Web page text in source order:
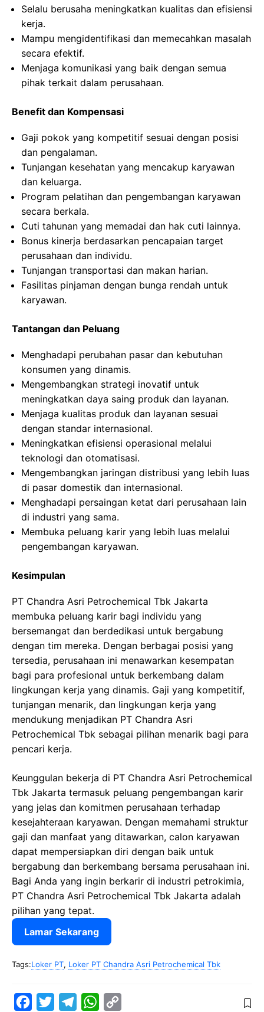
Selalu berusaha meningkatkan kualitas dan efisiensi
kerja.
Mampu mengidentifikasi dan memecahkan masalah
secara efektif.
Menjaga komunikasi yang baik dengan semua
pihak terkait dalam perusahaan.
Benefit dan Kompensasi
Gaji pokok yang kompetitif sesuai dengan posisi
dan pengalaman.
Tunjangan kesehatan yang mencakup karyawan
dan keluarga.
Program pelatihan dan pengembangan karyawan
secara berkala.
Cuti tahunan yang memadai dan hak cuti lainnya.
Bonus kinerja berdasarkan pencapaian target
perusahaan dan individu.
Tunjangan transportasi dan makan harian.
Fasilitas pinjaman dengan bunga rendah untuk
karyawan.
Tantangan dan Peluang
Menghadapi perubahan pasar dan kebutuhan
konsumen yang dinamis.
Mengembangkan strategi inovatif untuk
meningkatkan daya saing produk dan layanan.
Menjaga kualitas produk dan layanan sesuai
dengan standar internasional.
Meningkatkan efisiensi operasional melalui
teknologi dan otomatisasi.
Mengembangkan jaringan distribusi yang lebih luas
di pasar domestik dan internasional.
Menghadapi persaingan ketat dari perusahaan lain
di industri yang sama.
Membuka peluang karir yang lebih luas melalui
pengembangan karyawan.
Kesimpulan
PT Chandra Asri Petrochemical Tbk Jakarta
membuka peluang karir bagi individu yang
bersemangat dan berdedikasi untuk bergabung
dengan tim mereka. Dengan berbagai posisi yang
tersedia, perusahaan ini menawarkan kesempatan
bagi para profesional untuk berkembang dalam
lingkungan kerja yang dinamis. Gaji yang kompetitif,
tunjangan menarik, dan lingkungan kerja yang
mendukung menjadikan PT Chandra Asri
Petrochemical Tbk sebagai pilihan menarik bagi para
pencari kerja.
Keunggulan bekerja di PT Chandra Asri Petrochemical
Tbk Jakarta termasuk peluang pengembangan karir
yang jelas dan komitmen perusahaan terhadap
kesejahteraan karyawan. Dengan memahami struktur
gaji dan manfaat yang ditawarkan, calon karyawan
dapat mempersiapkan diri dengan baik untuk
bergabung dan berkembang bersama perusahaan ini.
Bagi Anda yang ingin berkarir di industri petrokimia,
PT Chandra Asri Petrochemical Tbk Jakarta adalah
pilihan yang tepat.
Lamar Sekarang
Tags:Loker PT, Loker PT Chandra Asri Petrochemical Tbk
W